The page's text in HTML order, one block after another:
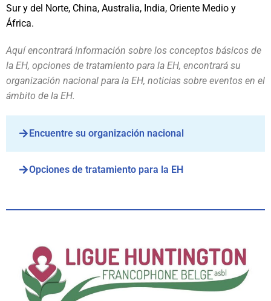
Sur y del Norte, China, Australia, India, Oriente Medio y
África.
Aquí encontrará información sobre los conceptos básicos de
la EH, opciones de tratamiento para la EH, encontrará su
organización nacional para la EH, noticias sobre eventos en el
ámbito de la EH.
Encuentre su organización nacional
Opciones de tratamiento para la EH